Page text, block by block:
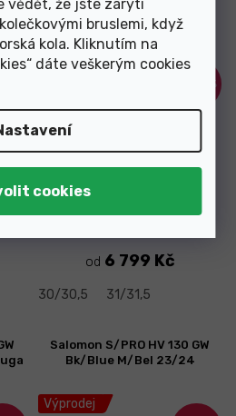
vědět, že jste zarytí
bruslemi, když
kola. Kliknutím na
dáte veškerým cookies
Výprodej
–30 %
Bk/Red/Belu 24/25
od 6 799 Kč
30/30,5 31/31,5
Výprodej
Salomon S/PRO HV 130 GW
Bk/Blue M/Bel 23/24